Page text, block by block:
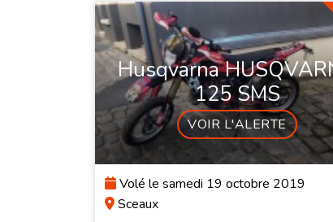
Husqvarna
125 SMS
VOIR L'ALERTE
Volé le samedi 19 octobre 2019
Sceaux